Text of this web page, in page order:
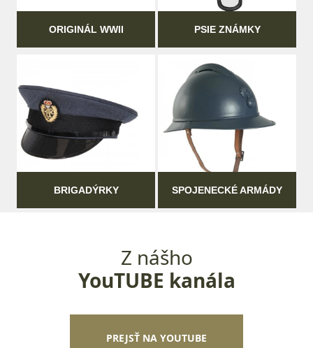
ORIGINÁL WWII PSIE ZNÁMKY
BRIGADÝRKY SPOJENECKÉ ARMÁDY
Z nášho
YouTUBE kanála
PREJSŤ NA YOUTUBE